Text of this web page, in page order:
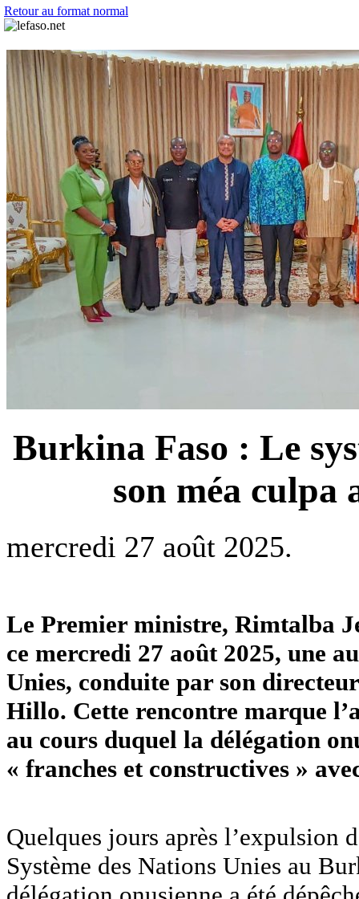
Retour au format normal
Burkina Faso : Le
son méa culpa
mercredi 27 août 2025.
‎Le Premier ministre, Rimtalba
ce mercredi 27 août 2025, une
Unies, conduite par son
Hillo. Cette rencontre marque
au cours duquel la délégation
« franches et constructives »
‎Quelques jours après l’expulsion
Système des Nations Unies au